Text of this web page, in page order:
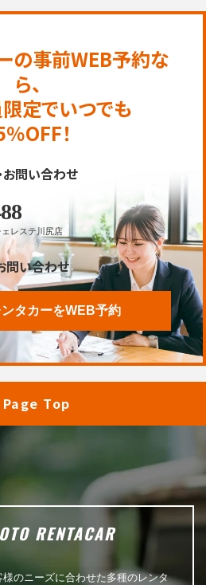
の事前WEB予約な
ら、
定でいつでも
OFF！
お問い合わせ
レステ川尻店
問い合わせ
タカーをWEB予約
Page Top
RENTACAR
のニーズに合わせた多種のレンタ